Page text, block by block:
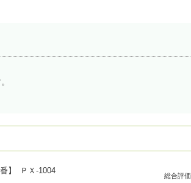
】 ＰＸ-1004
総合評価